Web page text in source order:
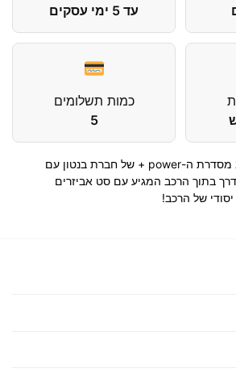
עד 5 ימי עסקים
כמות תשלומים
5
שואב אבק עוצמתי לרכב מסדרת ה-power + של חברת בנטון עם
בתוך הרכב המגיע עם סט אביזרים
של הרכב!